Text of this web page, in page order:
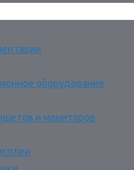
оборудование
и мониторов